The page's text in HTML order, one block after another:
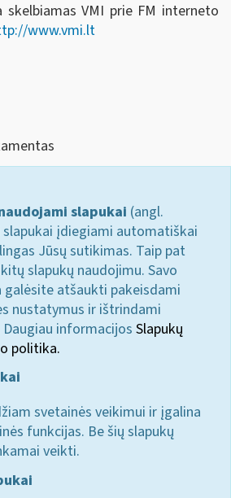
skelbiamas VMI prie FM interneto
www.vmi.lt
slapukai (angl.
įdiegiami automatiškai
Jūsų sutikimas. Taip pat
slapukų naudojimu. Savo
atšaukti pakeisdami
nustatymus ir ištrindami
informacijos Slapukų
politika.
svetainės veikimui ir įgalina
funkcijas. Be šių slapukų
veikti.